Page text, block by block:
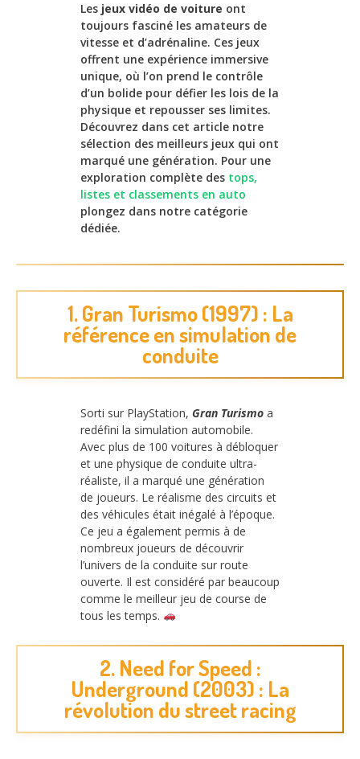
Les jeux vidéo de voiture ont
toujours fasciné les amateurs de
vitesse et d’adrénaline. Ces jeux
offrent une expérience immersive
unique, où l’on prend le contrôle
d’un bolide pour défier les lois de la
physique et repousser ses limites.
Découvrez dans cet article notre
sélection des meilleurs jeux qui ont
marqué une génération. Pour une
exploration complète des tops,
listes et classements en auto
plongez dans notre catégorie
dédiée.
1. Gran Turismo (1997) : La
référence en simulation de
conduite
Sorti sur PlayStation, Gran Turismo a
redéfini la simulation automobile.
Avec plus de 100 voitures à débloquer
et une physique de conduite ultra-
réaliste, il a marqué une génération
de joueurs. Le réalisme des circuits et
des véhicules était inégalé à l’époque.
Ce jeu a également permis à de
nombreux joueurs de découvrir
l’univers de la conduite sur route
ouverte. Il est considéré par beaucoup
comme le meilleur jeu de course de
tous les temps.
2. Need for Speed :
Underground (2003) : La
révolution du street racing